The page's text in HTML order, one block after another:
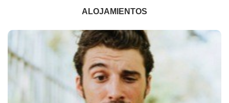
ALOJAMIENTOS